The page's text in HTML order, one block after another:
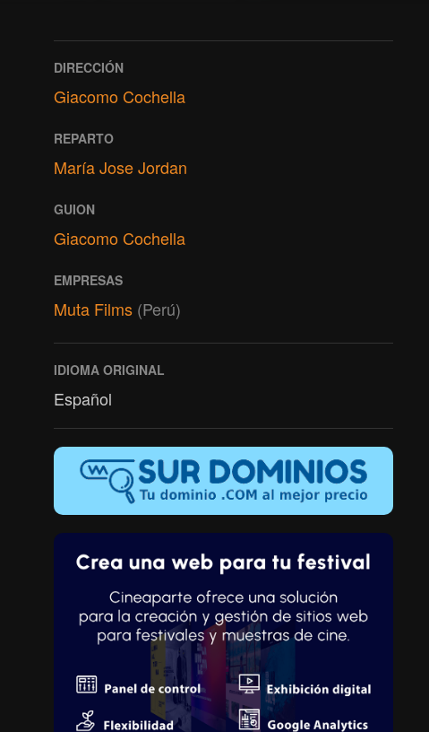
DIRECCIÓN
Giacomo Cochella
REPARTO
María Jose Jordan
GUION
Giacomo Cochella
EMPRESAS
Muta Films (Perú)
IDIOMA ORIGINAL
Español